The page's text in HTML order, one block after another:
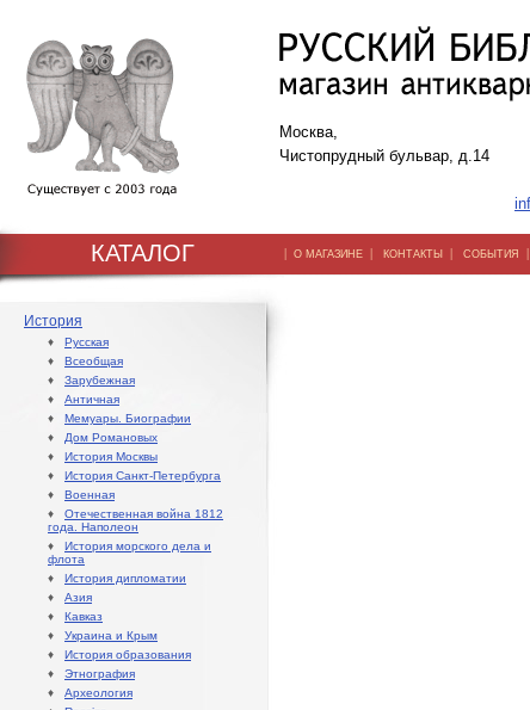
Москва,
Чистопрудный бульвар, д.14
КАТАЛОГ | О МАГАЗИНЕ | КОНТАКТЫ | СОБЫТИЯ
История
♦ Русская
♦ Всеобщая
♦ Зарубежная
♦ Античная
♦ Мемуары. Биографии
♦ Дом Романовых
♦ История Москвы
♦ История Санкт-Петербурга
♦ Военная
♦ Отечественная война 1812
года. Наполеон
♦ История морского дела и
флота
♦ История дипломатии
♦ Азия
♦ Кавказ
♦ Украина и Крым
♦ История образования
♦ Этнография
♦ Археология